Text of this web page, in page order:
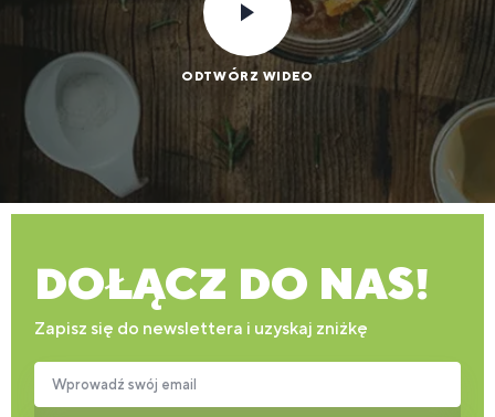
ODTWÓRZ WIDEO
DOŁĄCZ DO NAS!
Zapisz się do newslettera i uzyskaj zniżkę
Wprowadź swój email